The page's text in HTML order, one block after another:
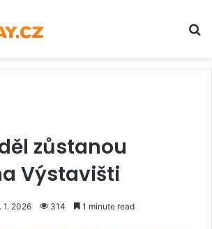
zůstanou
Výstavišti
1. 2026 314 1 minute read